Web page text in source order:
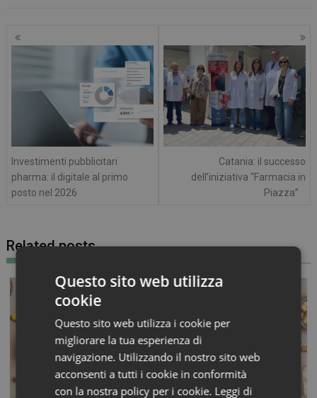
Navigazione
articoli
Investimenti pubblicitari
pharma: il digitale al primo
posto nel 2026
Catania: il successo
dell’iniziativa “Farmacia in
Piazza”
Related posts
Questo sito web utilizza
cookie
Questo sito web utilizza i cookie per
migliorare la tua esperienza di
navigazione. Utilizzando il nostro sito web
acconsenti a tutti i cookie in conformità
con la nostra policy per i cookie. Leggi di